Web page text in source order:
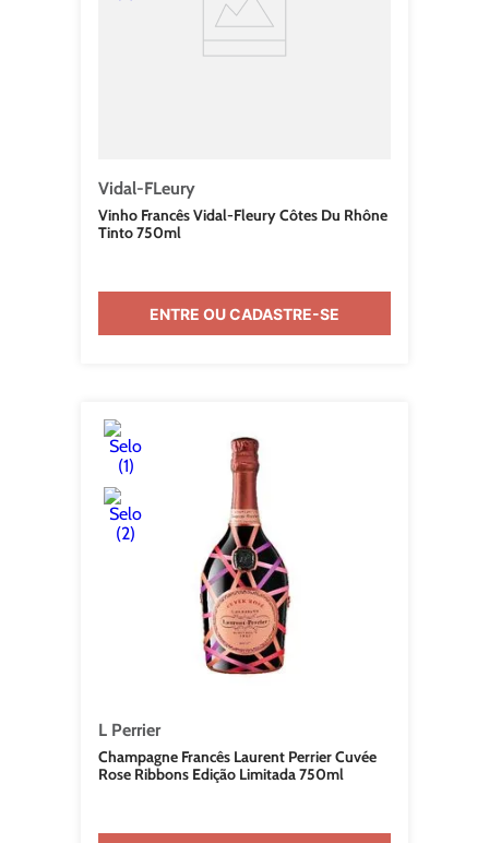
Vidal-FLeury
Vinho Francês Vidal-Fleury Côtes Du Rhône
Tinto 750ml
ENTRE OU CADASTRE-SE
L Perrier
Champagne Francês Laurent Perrier Cuvée
Rose Ribbons Edição Limitada 750ml